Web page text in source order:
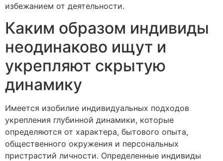
избежанием от деятельности.
Каким образом индивиды
неодинаково ищут и
укрепляют скрытую
динамику
Имеется изобилие индивидуальных подходов
укрепления глубинной динамики, которые
определяются от характера, бытового опыта,
общественного окружения и персональных
пристрастий личности. Определенные индивиды